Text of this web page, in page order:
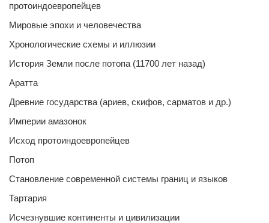
протоиндоевропейцев
Мировые эпохи и человечества
Хронологические схемы и иллюзии
История Земли после потопа (11700 лет назад)
Аратта
Древние государства (ариев, скифов, сарматов и др.)
Империи амазонок
Исход протоиндоевропейцев
Потоп
Становление современной системы границ и языков
Тартария
Исчезнувшие континенты и цивилизации